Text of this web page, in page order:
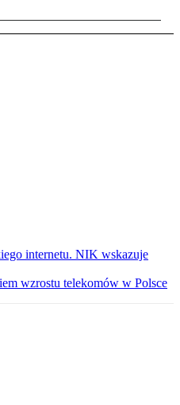
internetu. NIK wskazuje
wzrostu telekomów w Polsce